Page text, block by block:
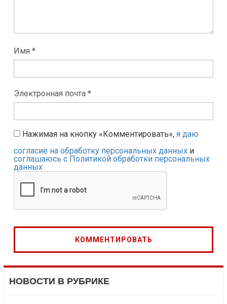
Имя *
Электронная почта *
Нажимая на кнопку «Комментировать», я даю
согласие на обработку персональных данных и
соглашаюсь с Политикой обработки персональных
данных
НОВОСТИ В РУБРИКЕ